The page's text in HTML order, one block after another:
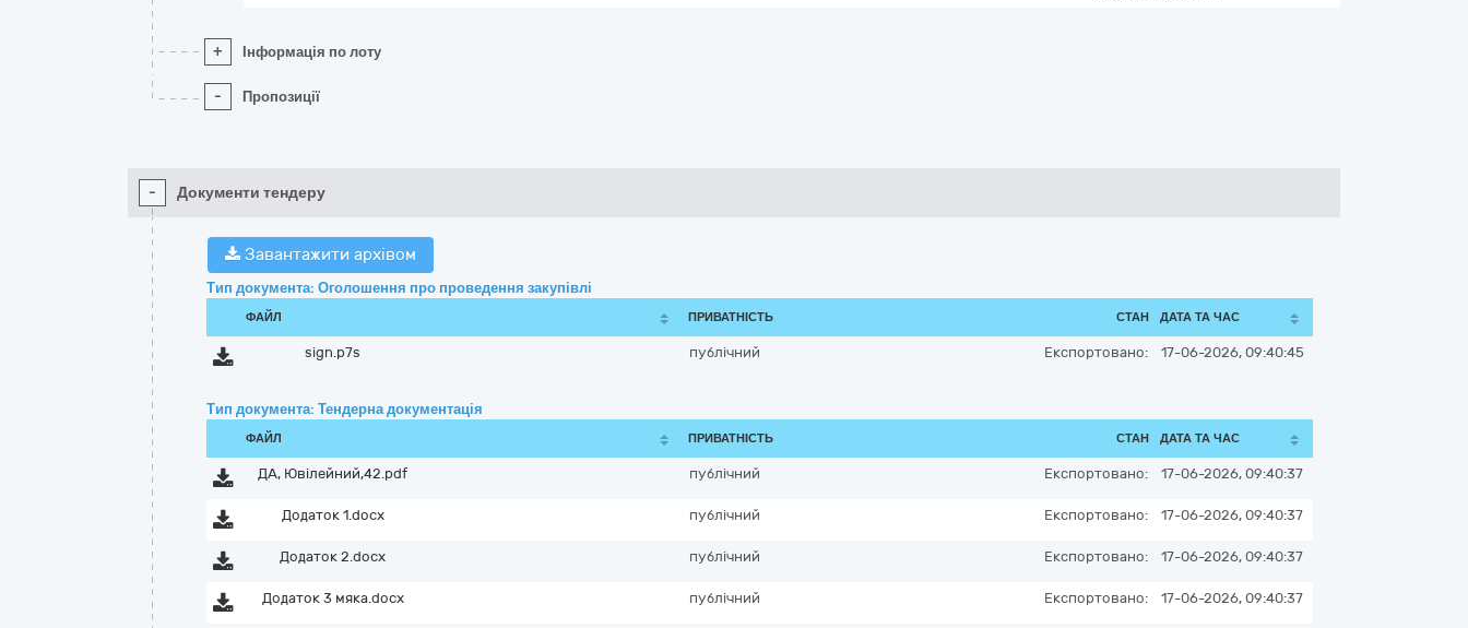
+ Інформація по лоту
- Пропозиції
- Документи тендеру
Завантажити архівом
Тип документа: Оголошення про проведення закупівлі
ФАЙЛ ПРИВАТНІСТЬ СТАН ДАТА ТА ЧАС
sign.p7s публічний Експортовано: 17-06-2026, 09:40:45
Тип документа: Тендерна документація
ФАЙЛ ПРИВАТНІСТЬ СТАН ДАТА ТА ЧАС
ДА, Ювілейний,42.pdf публічний Експортовано: 17-06-2026, 09:40:37
Додаток 1.docx публічний Експортовано: 17-06-2026, 09:40:37
Додаток 2.docx публічний Експортовано: 17-06-2026, 09:40:37
Додаток 3 мяка.docx публічний Експортовано: 17-06-2026, 09:40:37